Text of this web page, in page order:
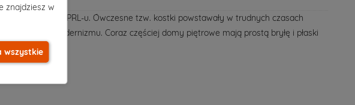
się w okresie PRL-u. Ówczesne tzw. kostki powstawały w trudnych czasach
do tradycji modernizmu. Coraz częściej domy piętrowe mają prostą bryłę i płaski
znajdziesz w
wszystkie